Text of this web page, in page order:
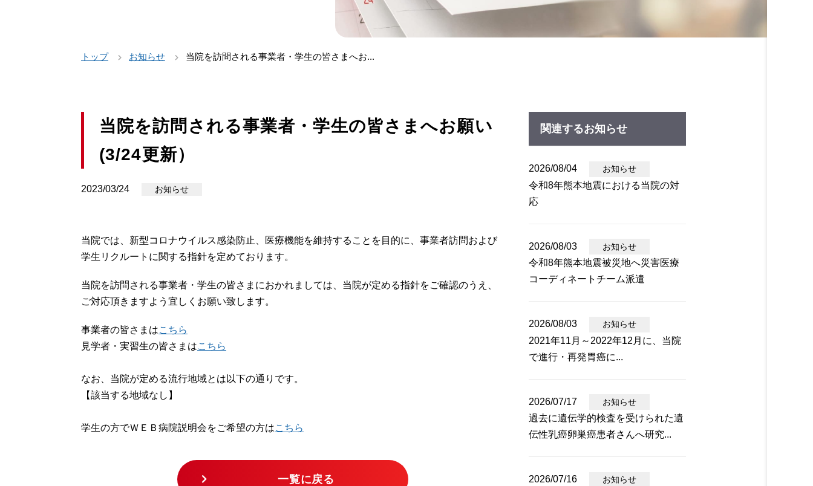
トップ お知らせ 当院を訪問される事業者・学生の皆さまへお...
当院を訪問される事業者・学生の皆さまへお願い
(3/24更新）
2023/03/24 お知らせ
当院では、新型コロナウイルス感染防止、医療機能を維持することを目的に、事業者訪問および
学生リクルートに関する指針を定めております。
当院を訪問される事業者・学生の皆さまにおかれましては、当院が定める指針をご確認のうえ、
ご対応頂きますよう宜しくお願い致します。
事業者の皆さまはこちら
見学者・実習生の皆さまはこちら
なお、当院が定める流行地域とは以下の通りです。
【該当する地域なし】
学生の方でＷＥＢ病院説明会をご希望の方はこちら
一覧に戻る
関連するお知らせ
2026/08/04 お知らせ
令和8年熊本地震における当院の対
応
2026/08/03 お知らせ
令和8年熊本地震被災地へ災害医療
コーディネートチーム派遣
2026/08/03 お知らせ
2021年11月～2022年12月に、当院
で進行・再発胃癌に...
2026/07/17 お知らせ
過去に遺伝学的検査を受けられた遺
伝性乳癌卵巣癌患者さんへ研究...
2026/07/16 お知らせ